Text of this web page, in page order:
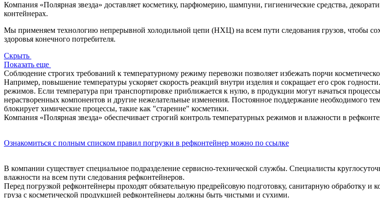
Компания «Полярная звезда» доставляет косметику, парфюмерию, шампуни, гигиенические средства,
контейнерах.
Мы применяем технологию непрерывной холодильной цепи (НХЦ) на всем пути следования грузов, чтобы
здоровья конечного потребителя.
Скрыть
Показать еще
Соблюдение строгих требований к температурному режиму перевозки позволяет избежать порчи
Например, повышение температуры ускоряет скорость реакций внутри изделия и сокращает его срок
режимов. Если температура при транспортировке приближается к нулю, в продукции могут начаться
нерастворенных компонентов и другие нежелательные изменения. Постоянное поддержание необходимого
блокирует химические процессы, такие как "старение" косметики.
Компания «Полярная звезда» обеспечивает строгий контроль температурных режимов и влажности в
Ознакомиться с полным списком правил погрузки в рефконтейнер можно по ссылке
В компании существует специальное подразделение сервисно-технической службы. Специалисты
влажности на всем пути следования рефконтейнеров.
Перед погрузкой рефконтейнеры проходят обязательную предрейсовую подготовку, санитарную обработку и
груза с косметической продукцией рефконтейнеры должны быть чистыми и сухими.